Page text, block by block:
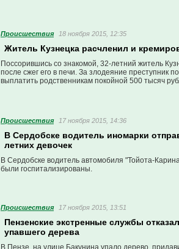
Проиcшествия 18 ноября 2015, 12:35
Житель Кузнецка расчленил и
Поссорившись со знакомой, 32-летний житель
после сжег его в печи. За злодеяние преступник
выплатить родственникам покойной 500 тысяч
Проиcшествия 17 ноября 2015, 14:36
В Сердобске водитель иномарки
летних девочек
В Сердобске водитель автомобиля "Тойота-
были госпитализированы.
Проиcшествия 17 ноября 2015, 13:51
Пензенские экстренные службы
упавшего дерева
В Пензе, на улице Бакунина упало дерево,